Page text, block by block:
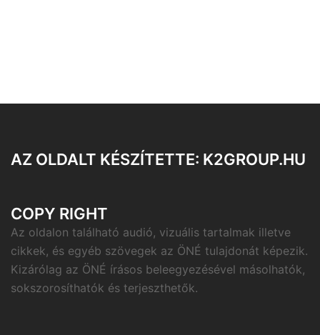
AZ OLDALT KÉSZÍTETTE: K2GROUP.HU
COPY RIGHT
Az oldalon található audió, vizuális tartalmak illetve
cikkek, és egyéb szövegek az ÖNÉ tulajdonát képezik.
Kizárólag az ÖNÉ írásos beleegyezésével másolhatók,
sokszorosíthatók és terjeszthetők.